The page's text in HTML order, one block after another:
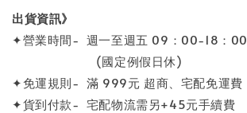
出貨資訊》
✦營業時間- 週一至週五 09：00-18：00
(國定例假日休)
✦免運規則- 滿 999元 超商、宅配免運費
✦貨到付款- 宅配物流需另+45元手續費